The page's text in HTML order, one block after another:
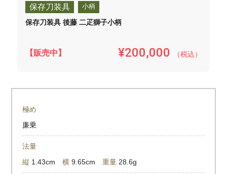
保存刀装具 小柄
保存刀装具 後藤 二疋獅子小柄
【販売中】 ¥200,000 （税込）
極め
廉乗
法量
縦 1.43cm横 9.65cm重量 28.6g